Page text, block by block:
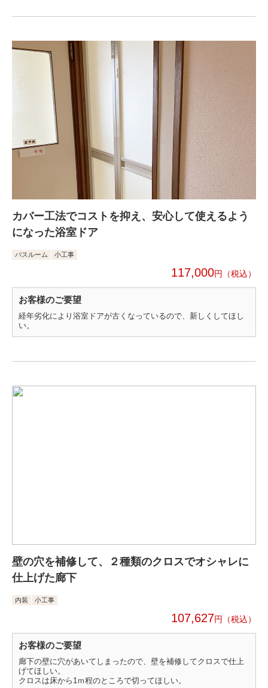
カバー工法でコストを抑え、安心して使えるよう
になった浴室ドア
バスルーム 小工事
117,000円
お客様のご要望
経年劣化により浴室ドアが古くなっているので、新しくしてほし
い。
壁の穴を補修して、２種類のクロスでオシャレに
仕上げた廊下
内装 小工事
107,627円
お客様のご要望
廊下の壁に穴があいてしまったので、壁を補修してクロスで仕上
げてほしい。
クロスは床から1ｍ程のところで切ってほしい。